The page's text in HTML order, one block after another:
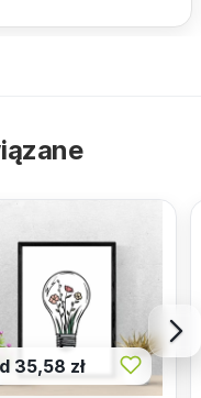
35,58 zł